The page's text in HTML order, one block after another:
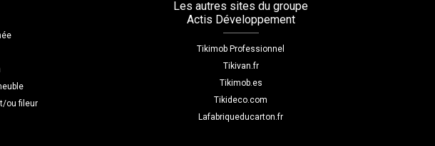
ou fileur
Les autres sites du groupe
Actis Développement
Tikimob Professionnel
Tikivan.fr
Tikimob.es
Tikideco.com
Lafabriqueducarton.fr